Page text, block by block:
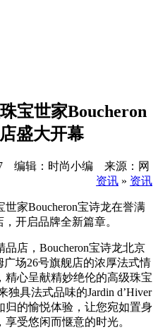
宝世家Boucheron
盛大开幕
编辑：时尚小编 来源：网
资讯 » 资讯
家Boucheron宝诗龙在誉满
开启品牌全新篇章。
店，Boucheron宝诗龙北京
场26号旗舰店的浓厚法式情
心呈献精妙绝伦的高级珠宝
具法式品味的Jardin d’Hiver
归的愉悦体验，让您宛如置身
受悠闲而惬意的时光。